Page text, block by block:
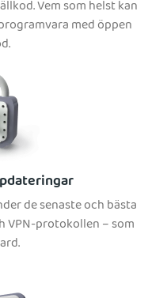
Vem som helst kan
med öppen
de senaste och bästa
protokollen – som